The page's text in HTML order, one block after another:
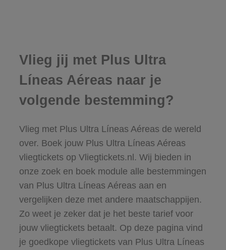
Vlieg jij met Plus Ultra
Líneas Aéreas naar je
volgende bestemming?
Vlieg met Plus Ultra Líneas Aéreas de wereld
over. Boek jouw Plus Ultra Líneas Aéreas
vliegtickets op Vliegtickets.nl. Wij bieden in
onze zoek en boek module alle bestemmingen
van Plus Ultra Líneas Aéreas aan en
vergelijken deze met andere maatschappijen.
Zo weet je zeker dat je het beste tarief voor
jouw vliegtickets betaalt. Op deze pagina vind
je goedkope vliegtickets van Plus Ultra Líneas